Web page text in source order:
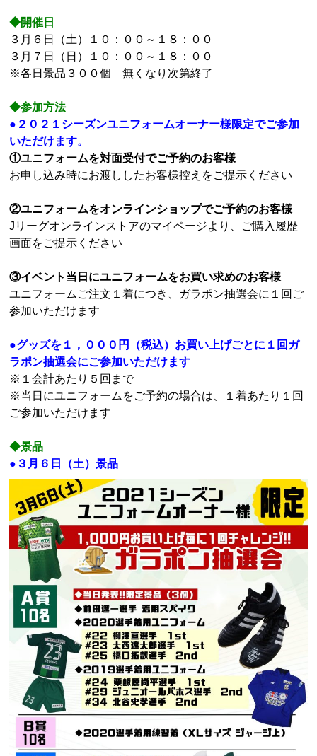
◆開催日
３月６日（土）１０：００～１８：００
３月７日（日）１０：００～１８：００
※各日景品３００個 無くなり次第終了
◆参加方法
●２０２１シーズンユニフォームオーナー様限定でご参加
いただけます。
①ユニフォームを対面受付でご予約のお客様
お申し込み時にお渡ししたお客様控えをご提示ください
②ユニフォームをオンラインショップでご予約のお客様
Jリーグオンラインストアのマイページより、ご購入履歴
画面をご提示ください
③イベント当日にユニフォームをお買い求めのお客様
ユニフォームご注文１着につき、ガラポン抽選会に１回ご
参加いただけます
●グッズを１，０００円（税込）お買い上げごとに１回ガ
ラポン抽選会にご参加いただけます
※１会計あたり５回まで
※当日にユニフォームをご予約の場合は、１着あたり１回
ご参加いただけます
◆景品
●３月６日（土）景品